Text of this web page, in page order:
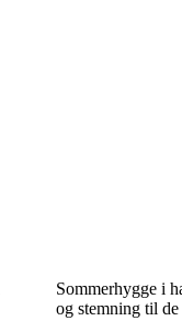
Sommerhygge i
og stemning til